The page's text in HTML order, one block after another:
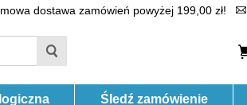
dostawa zamówień powyżej 199,00 zł!
Śledź zamówienie